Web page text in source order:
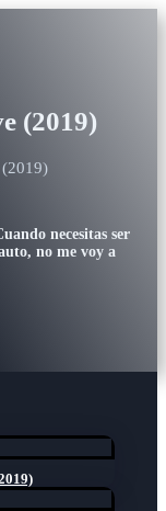
(2019)
necesitas ser
no me voy a